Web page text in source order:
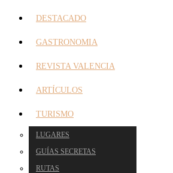
DESTACADO
GASTRONOMIA
REVISTA VALENCIA
ARTÍCULOS
TURISMO
LUGARES
GUÍAS SECRETAS
RUTAS